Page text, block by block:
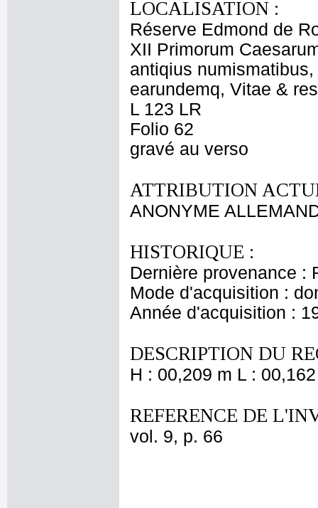
LOCALISATION :
Réserve Edmond de
XII Primorum
antiqius
earundemq, Vitae &
L 123 LR
Folio 62
gravé au verso
ATTRIBUTION
ANONYME
HISTORIQUE :
Dernière provenance :
Mode d'acquisition :
Année d'acquisition :
DESCRIPTION DU
H : 00,209 m L :
REFERENCE DE
vol. 9, p. 66